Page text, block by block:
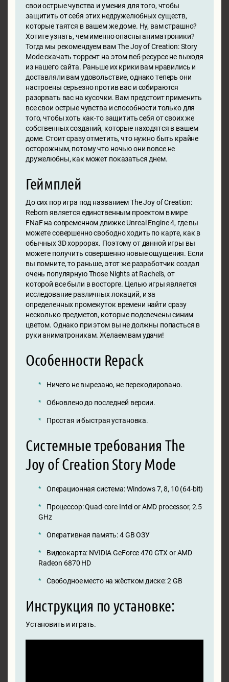
свои острые чувства и умения для того, чтобы
защитить от себя этих недружелюбных существ,
которые таятся в вашем же доме. Ну, вам страшно?
Хотите узнать, чем именно опасны аниматроники?
Тогда мы рекомендуем вам The Joy of Creation: Story
Mode скачать торрент на этом веб-ресурсе не выходя
из нашего сайта. Раньше их крики вам нравились и
доставляли вам удовольствие, однако теперь они
настроены серьезно против вас и собираются
разорвать вас на кусочки. Вам предстоит применить
все свои острые чувства и способности только для
того, чтобы хоть как-то защитить себя от своих же
собственных созданий, которые находятся в вашем
доме. Стоит сразу отметить, что нужно быть крайне
осторожным, потому что ночью они вовсе не
дружелюбны, как может показаться днем.
Геймплей
До сих пор игра под названием The Joy of Creation:
Reborn является единственным проектом в мире
FNaF на современном движке Unreal Engine 4, где вы
можете совершенно свободно ходить по карте, как в
обычных 3D хоррорах. Поэтому от данной игры вы
можете получить совершенно новые ощущения. Если
вы помните, то раньше, этот же разработчик создал
очень популярную Those Nights at Rachel's, от
которой все были в восторге. Целью игры является
исследование различных локаций, и за
определенных промежуток времени найти сразу
несколько предметов, которые подсвечены синим
цветом. Однако при этом вы не должны попасться в
руки аниматроникам. Желаем вам удачи!
Особенности Repack
Ничего не вырезано, не перекодировано.
Обновлено до последней версии.
Простая и быстрая установка.
Системные требования The
Joy of Creation Story Mode
Операционная система: Windows 7, 8, 10 (64-bit)
Процессор: Quad-core Intel or AMD processor, 2.5
GHz
Оперативная память: 4 GB ОЗУ
Видеокарта: NVIDIA GeForce 470 GTX or AMD
Radeon 6870 HD
Свободное место на жёстком диске: 2 GB
Инструкция по установке:
Установить и играть.